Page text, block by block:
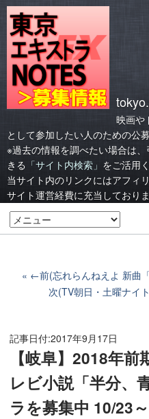
映画や
として参加したい人のための公
※過去の情報を調べたい場合は
きる 「サイト内検索」 をご活用
当サイト内のリンクにはアフィ
サイト運営経費に充当しておりま
←前(忘れらんねえよ 新曲
次(TV朝日・土曜ナイ
記事日付:2017年9月17日
【岐阜】2018年
レビ小説「半分、
ラを募集中 10/23